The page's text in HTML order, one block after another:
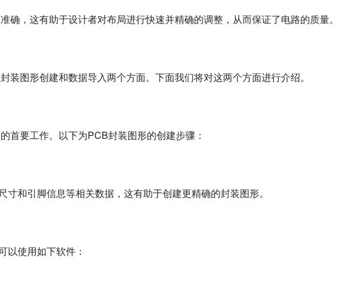
确，这有助于设计者对布局进行快速并精确的调整，从而保证了电路的质量。
装图形创建和数据导入两个方面。下面我们将对这两个方面进行介绍。
首要工作。以下为PCB封装图形的创建步骤：
和引脚信息等相关数据，这有助于创建更精确的封装图形。
以使用如下软件：